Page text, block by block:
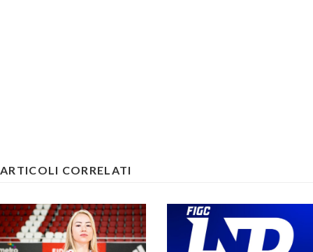
ARTICOLI CORRELATI